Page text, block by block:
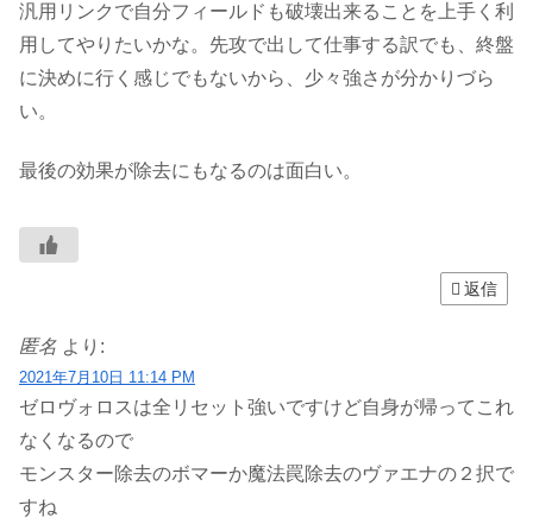
汎用リンクで自分フィールドも破壊出来ることを上手く利
用してやりたいかな。先攻で出して仕事する訳でも、終盤
に決めに行く感じでもないから、少々強さが分かりづら
い。
最後の効果が除去にもなるのは面白い。
返信
匿名 より:
2021年7月10日 11:14 PM
ゼロヴォロスは全リセット強いですけど自身が帰ってこれ
なくなるので
モンスター除去のボマーか魔法罠除去のヴァエナの２択で
すね